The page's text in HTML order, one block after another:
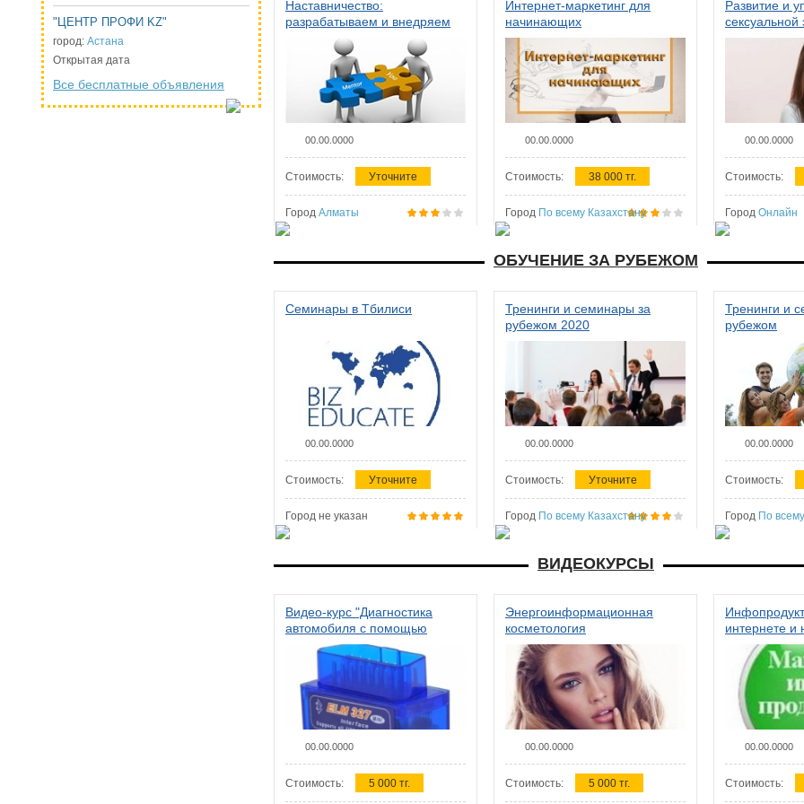
"ЦЕНТР ПРОФИ KZ"
город: Астана
Открытая дата
Все бесплатные объявления
Наставничество:
разрабатываем и внедряем
систему наставничества в
организации
00.00.0000
Стоимость: Уточните
Город Алматы
Интернет-маркетинг для
начинающих
00.00.0000
Стоимость: 38 000 тг.
Город По всему Казахстану
Развитие и
сексуальной
женщин
00.00.0000
Стоимость:
Город Онлайн
ОБУЧЕНИЕ ЗА РУБЕЖОМ
Семинары в Тбилиси
00.00.0000
Стоимость: Уточните
Город не указан
Тренинги и семинары за
рубежом 2020
00.00.0000
Стоимость: Уточните
Город По всему Казахстану
Тренинги и
рубежом
00.00.0000
Стоимость:
Город По
ВИДЕОКУРСЫ
Видео-курс "Диагностика
автомобиля с помощью
сканера ELM 327"
00.00.0000
Стоимость: 5 000 тг.
Энергоинформационная
косметология
00.00.0000
Стоимость: 5 000 тг.
интернете и
00.00.0000
Стоимость: